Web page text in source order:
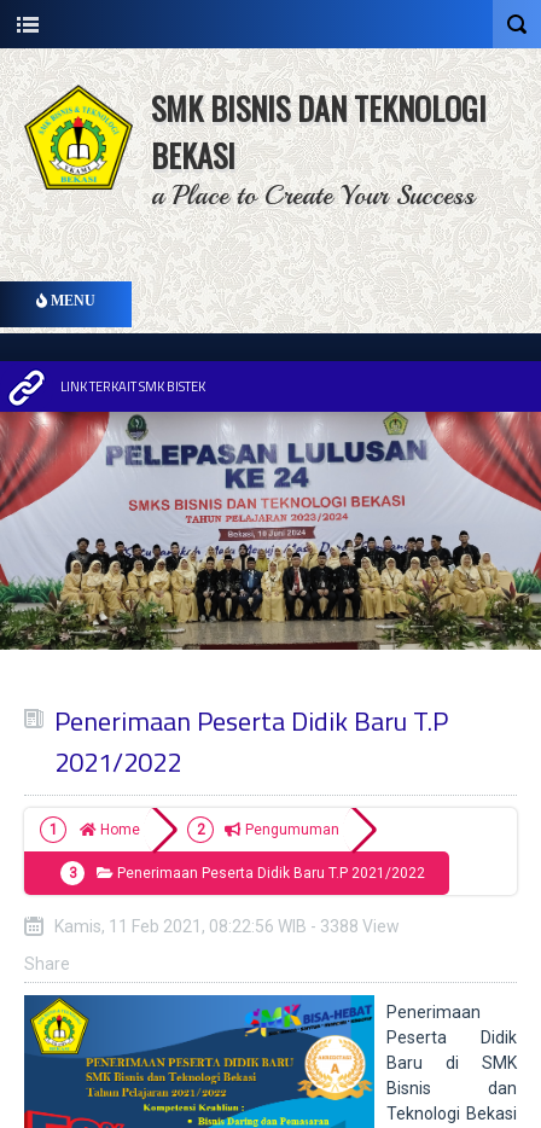
SMK BISNIS DAN TEKNOLOGI
BEKASI
a Place to Create Your Success
MENU
LINK TERKAIT SMK BISTEK
Penerimaan Peserta Didik Baru T.P
2021/2022
Home Pengumuman
Penerimaan Peserta Didik Baru T.P 2021/2022
Kamis, 11 Feb 2021, 08:22:56 WIB - 3388 View
Share
Penerimaan
Peserta Didik
Baru di SMK
Bisnis dan
Teknologi Bekasi